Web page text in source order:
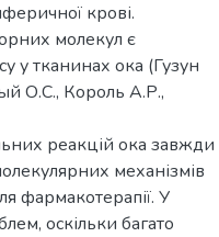
крові.
молекул є
у тканинах ока (Гузун
О.С., Король А.Р.,
реакцій ока завжди
механізмів
фармакотерапії. У
оскільки багато